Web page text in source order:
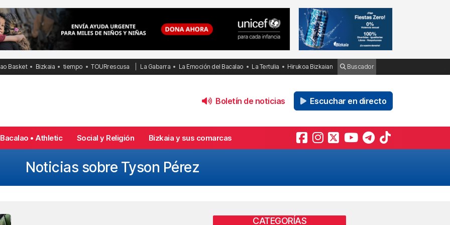
Basket Bizkaia tiempo TOURrescusa La Gabarra La Emoción del Bacalao La Tertulia Hirukoa Bizkaian Buscador
Boletín de noticias Escuchar en directo
Bacalao • Athletic Social y Religión Bizkaia y sus comarcas
Noticias sobre Tyson Pérez
CATEGORÍAS